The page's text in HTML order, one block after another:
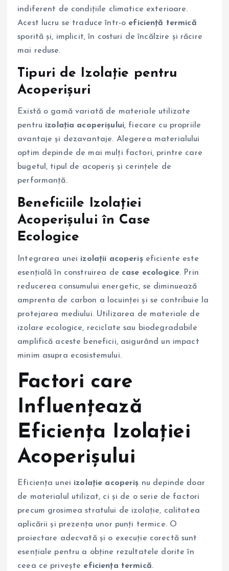
indiferent de condițiile climatice exterioare.
Acest lucru se traduce într-o eficiență termică
sporită și, implicit, în costuri de încălzire și răcire
mai reduse.
Tipuri de Izolație pentru
Acoperișuri
Există o gamă variată de materiale utilizate
pentru izolația acoperișului, fiecare cu propriile
avantaje și dezavantaje. Alegerea materialului
optim depinde de mai mulți factori, printre care
bugetul, tipul de acoperiș și cerințele de
performanță.
Beneficiile Izolației
Acoperișului în Case
Ecologice
Integrarea unei izolații acoperișeficiente este
esențială în construirea de case ecologice. Prin
reducerea consumului energetic, se diminuează
amprenta de carbon a locuinței și se contribuie la
protejarea mediului. Utilizarea de materiale de
izolare ecologice, reciclate sau biodegradabile
amplifică aceste beneficii, asigurând un impact
minim asupra ecosistemului.
Factori care
Influențează
Eficiența Izolației
Acoperișului
Eficiența unei izolație acoperiș nu depinde doar
de materialul utilizat, ci și de o serie de factori
precum grosimea stratului de izolație, calitatea
aplicării și prezența unor punți termice. O
proiectare adecvată și o execuție corectă sunt
esențiale pentru a obține rezultatele dorite în
ceea ce privește eficiența termică.